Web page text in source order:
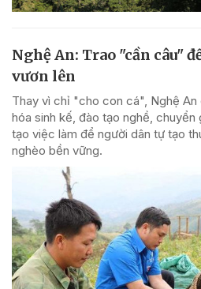
Nghệ An: Trao "cần câu"
vươn lên
Thay vì chỉ "cho con cá", Nghệ An
hóa sinh kế, đào tạo nghề,
tạo việc làm để người dân tự tạo
nghèo bền vững.